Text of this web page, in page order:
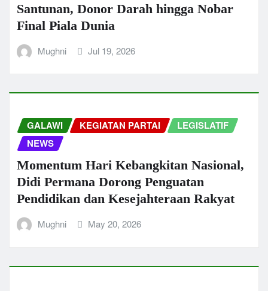
Santunan, Donor Darah hingga Nobar
Final Piala Dunia
Mughni Jul 19, 2026
GALAWI KEGIATAN PARTAI
LEGISLATIF
NEWS
Momentum Hari Kebangkitan Nasional,
Didi Permana Dorong Penguatan
Pendidikan dan Kesejahteraan Rakyat
Mughni May 20, 2026